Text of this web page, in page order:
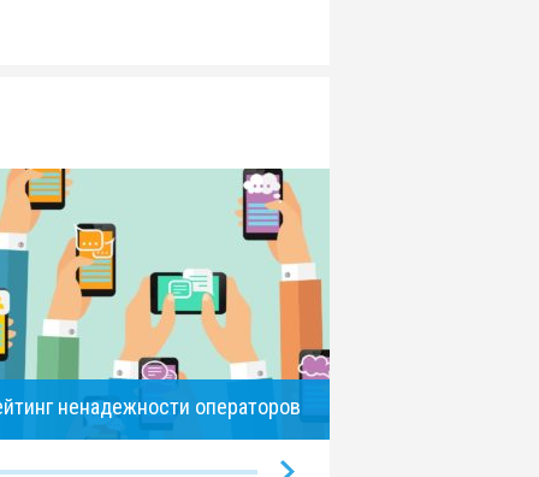
ненадежности операторов